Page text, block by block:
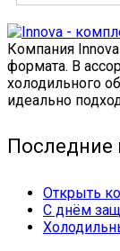
Компания
формата. В
холодильного
идеально
Последние
Открыть
С днём